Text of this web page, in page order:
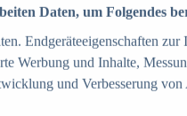
50 Online Shops in
Zahlungsverfahren in
im Online-Handel in
Daten, um Folgendes
Endgeräteeigenschaften
Werbung und Inhalte,
und Verbesserung von